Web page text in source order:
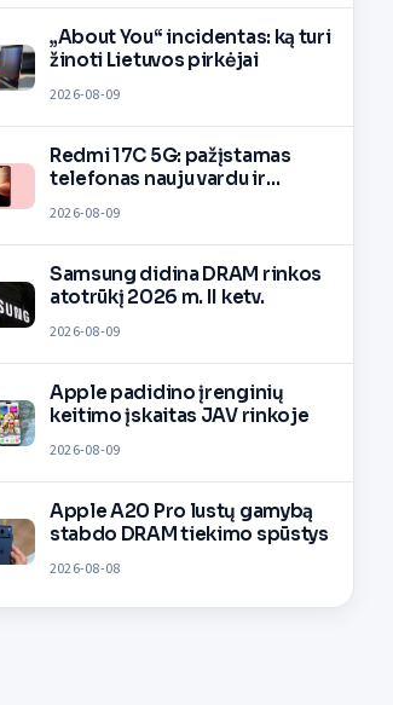
„About You“ incidentas: ką turi
žinoti Lietuvos pirkėjai
2026-08-09
Redmi 17C 5G: pažįstamas
telefonas nauju vardu ir
2026-08-09
Samsung didina DRAM rinkos
atotrūkį 2026 m. II ketv.
2026-08-09
Apple padidino įrenginių
keitimo įskaitas JAV rinkoje
2026-08-09
Apple A20 Pro lustų gamybą
stabdo DRAM tiekimo spūstys
2026-08-08